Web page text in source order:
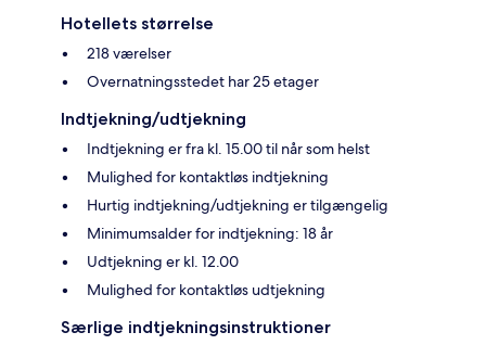
Hotellets størrelse
218 værelser
Overnatningsstedet har 25 etager
Indtjekning/udtjekning
Indtjekning er fra kl. 15.00 til når som helst
Mulighed for kontaktløs indtjekning
Hurtig indtjekning/udtjekning er tilgængelig
Minimumsalder for indtjekning: 18 år
Udtjekning er kl. 12.00
Mulighed for kontaktløs udtjekning
Særlige indtjekningsinstruktioner